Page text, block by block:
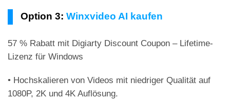
Option 3: Winxvideo AI kaufen
57 % Rabatt mit Digiarty Discount Coupon – Lifetime-
Lizenz für Windows
• Hochskalieren von Videos mit niedriger Qualität auf
1080P, 2K und 4K Auflösung.